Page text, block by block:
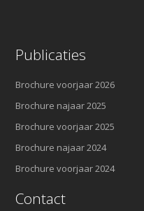
Publicaties
Brochure voorjaar 2026
Brochure najaar 2025
Brochure voorjaar 2025
Brochure najaar 2024
Brochure voorjaar 2024
Contact